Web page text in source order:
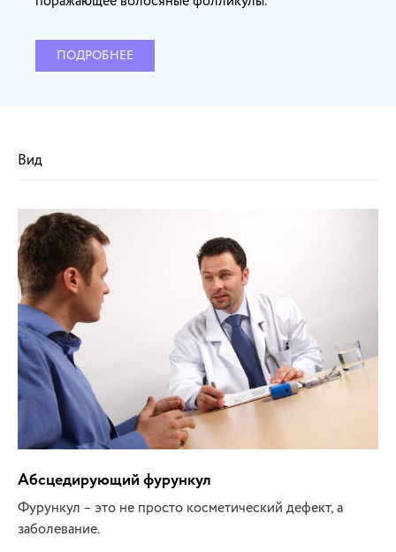
ПОДРОБНЕЕ
Вид
Абсцедирующий фурункул
Фурункул – это не просто косметический дефект, а
заболевание.